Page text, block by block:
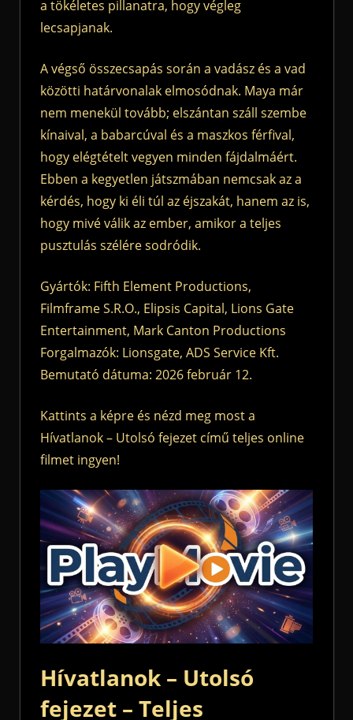
a tökéletes pillanatra, hogy végleg
lecsapjanak.
A végső összecsapás során a vadász és a vad
közötti határvonalak elmosódnak. Maya már
nem menekül tovább; elszántan száll szembe
kínaival, a babarcúval és a maszkos férfival,
hogy elégtételt vegyen minden fájdalmáért.
Ebben a kegyetlen játszmában nemcsak az a
kérdés, hogy ki éli túl az éjszakát, hanem az is,
hogy mivé válik az ember, amikor a teljes
pusztulás szélére sodródik.
Gyártók: Fifth Element Productions,
Filmframe S.R.O., Elipsis Capital, Lions Gate
Entertainment, Mark Canton Productions
Forgalmazók: Lionsgate, ADS Service Kft.
Bemutató dátuma: 2026 február 12.
Kattints a képre és nézd meg most a
Hívatlanok – Utolsó fejezet című teljes online
filmet ingyen!
Hívatlanok – Utolsó
fejezet – Teljes